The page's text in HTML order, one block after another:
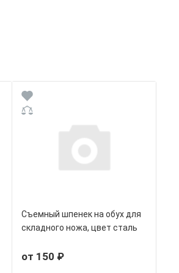
Съемный шпенек на обух для
складного ножа, цвет сталь
от 150 ₽